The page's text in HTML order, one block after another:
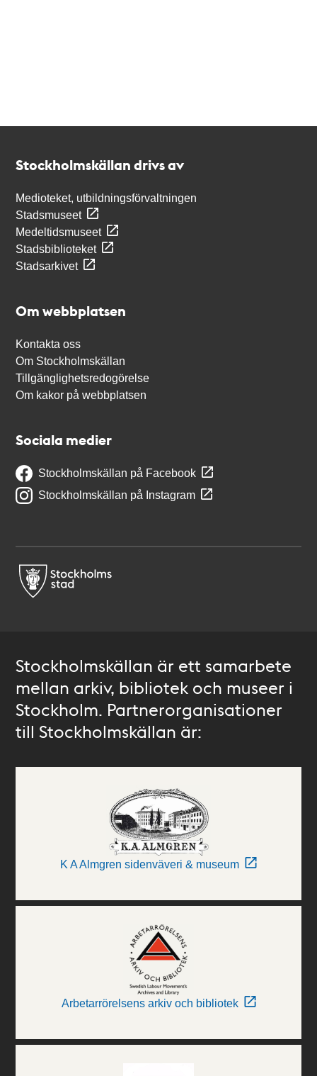
Stockholmskällan drivs av
Medioteket, utbildningsförvaltningen
Stadsmuseet
Medeltidsmuseet
Stadsbiblioteket
Stadsarkivet
Om webbplatsen
Kontakta oss
Om Stockholmskällan
Tillgänglighetsredogörelse
Om kakor på webbplatsen
Sociala medier
Stockholmskällan på Facebook
Stockholmskällan på Instagram
Stockholmskällan är ett samarbete
mellan arkiv, bibliotek och museer i
Stockholm. Partnerorganisationer
till Stockholmskällan är:
K A Almgren sidenväveri & museum
Arbetarrörelsens arkiv och bibliotek